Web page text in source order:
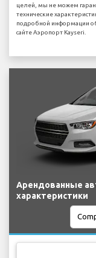
целей, мы не можем
технические
подробной информации
сайте Аэропорт Kayseri.
Арендованные
характеристики